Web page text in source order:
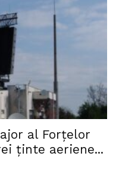
al Forţelor
ţinte aeriene...